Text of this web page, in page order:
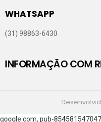
WHATSAPP
(31) 98863-6430
INFORMAÇÃO COM
google.com, pub-